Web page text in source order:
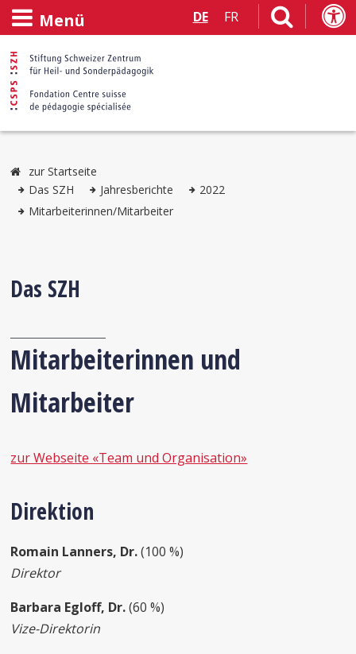
Menü DE FR
zur Startseite
Das SZH
Jahresberichte
2022
Mitarbeiterinnen/Mitarbeiter
Das SZH
Mitarbeiterinnen und
Mitarbeiter
zur Webseite «Team und Organisation»
Direktion
Romain Lanners, Dr.(100 %)
Direktor
Barbara Egloff, Dr.(60 %)
Vize-Direktorin